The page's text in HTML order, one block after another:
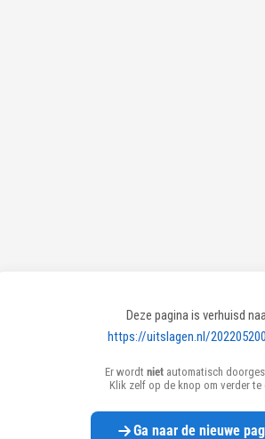
Deze pagina is verhuisd
https://uitslagen.nl/
Er wordt niet automatisch
Klik zelf op de knop om verder te
Ga naar de nieuwe